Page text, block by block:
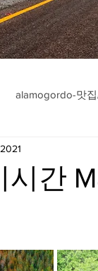
alamogordo-맛
맛집/여행지
맛집/여행지
시간